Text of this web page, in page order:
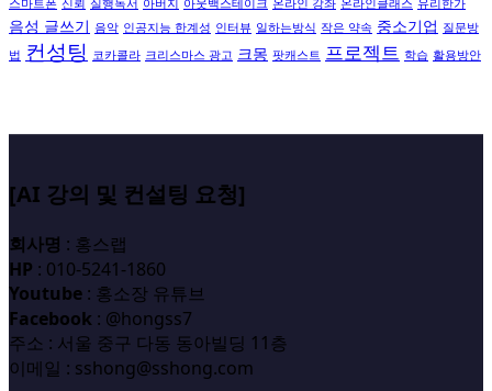
스마트폰 신뢰 실행독서 아버지 아웃백스테이크 온라인 강좌 온라인클래스 유리한가
음성 글쓰기 음악 인공지능 한계성 인터뷰 일하는방식 작은 약속 중소기업 질문방
법 컨성팅 코카콜라 크리스마스 광고 크몽 팟캐스트 프로젝트 학습 활용방안
[AI 강의 및 컨설팅 요청]
회사명 : 홍스랩
HP : 010-5241-1860
Youtube : 홍소장 유튜브
Facebook : @hongss7
주소 : 서울 중구 다동 동아빌딩 11층
이메일 : sshong@sshong.com